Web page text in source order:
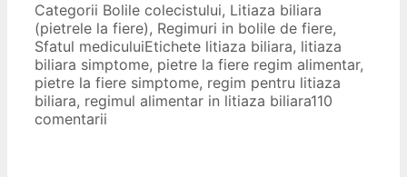
Categorii Bolile colecistului, Litiaza biliara
(pietrele la fiere), Regimuri in bolile de fiere,
Sfatul mediculuiEtichete litiaza biliara, litiaza
biliara simptome, pietre la fiere regim alimentar,
pietre la fiere simptome, regim pentru litiaza
biliara, regimul alimentar in litiaza biliara110
comentarii